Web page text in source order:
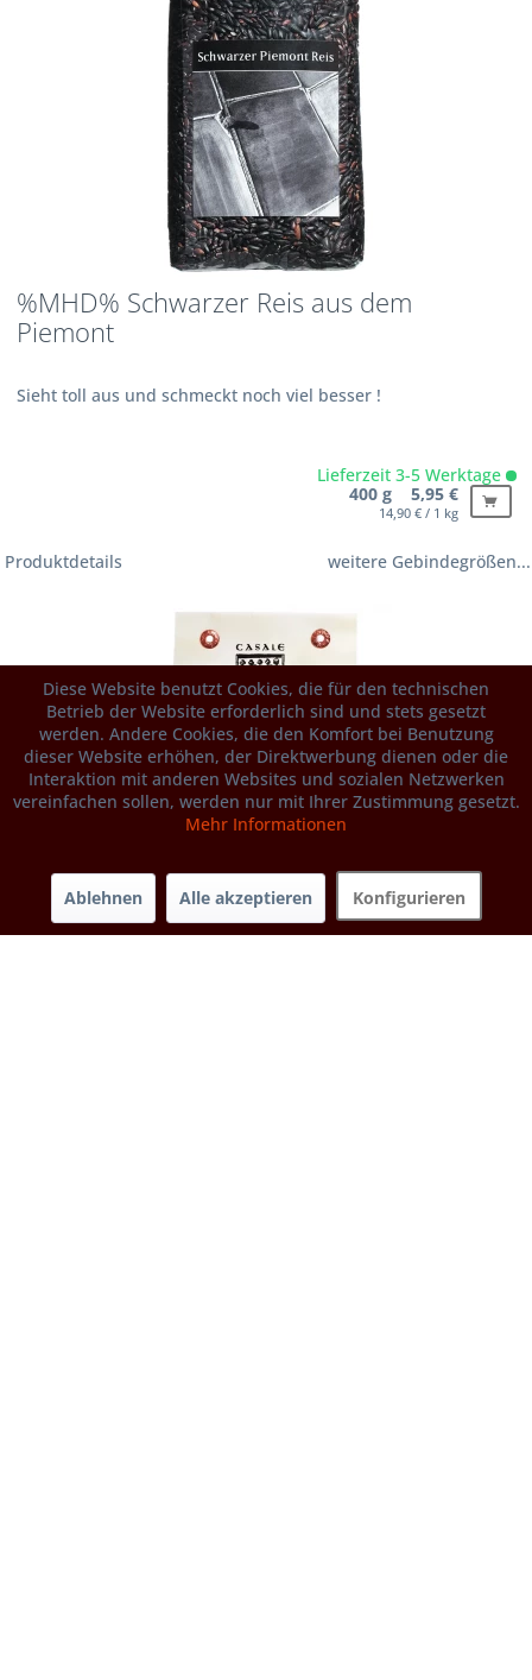
%MHD% Schwarzer Reis aus dem
Piemont
Sieht toll aus und schmeckt noch viel besser !
Lieferzeit 3-5 Werktage
400 g 5,95 €
14,90 € / 1 kg
Produktdetails weitere Gebindegrößen...
Diese Website benutzt Cookies, die für den technischen
Betrieb der Website erforderlich sind und stets gesetzt
werden. Andere Cookies, die den Komfort bei Benutzung
dieser Website erhöhen, der Direktwerbung dienen oder die
Interaktion mit anderen Websites und sozialen Netzwerken
vereinfachen sollen, werden nur mit Ihrer Zustimmung gesetzt.
Mehr Informationen
Ablehnen Alle akzeptieren Konfigurieren